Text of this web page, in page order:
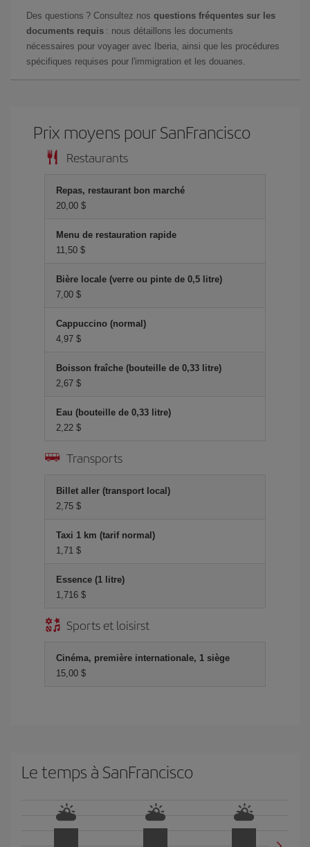
Des questions ? Consultez nos questions fréquentes sur les
documents requis : nous détaillons les documents
nécessaires pour voyager avec Iberia, ainsi que les procédures
spécifiques requises pour l'immigration et les douanes.
Prix ​​moyens pour SanFrancisco
Restaurants
Repas, restaurant bon marché
20,00 $
Menu de restauration rapide
11,50 $
Bière locale (verre ou pinte de 0,5 litre)
7,00 $
Cappuccino (normal)
4,97 $
Boisson fraîche (bouteille de 0,33 litre)
2,67 $
Eau (bouteille de 0,33 litre)
2,22 $
Transports
Billet aller (transport local)
2,75 $
Taxi 1 km (tarif normal)
1,71 $
Essence (1 litre)
1,716 $
Sports et loisirst
Cinéma, première internationale, 1 siège
15,00 $
Le temps à SanFrancisco